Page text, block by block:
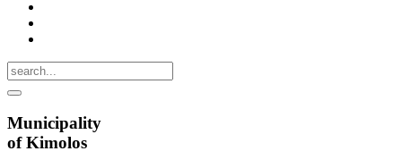
Municipality
of Kimolos